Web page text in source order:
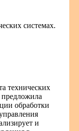
системах.
технических
обработки
и